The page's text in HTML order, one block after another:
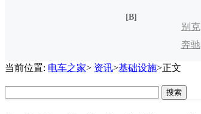
[B]
别克
奔驰
当前位置: 电车之家> 资讯>基础设施>正文